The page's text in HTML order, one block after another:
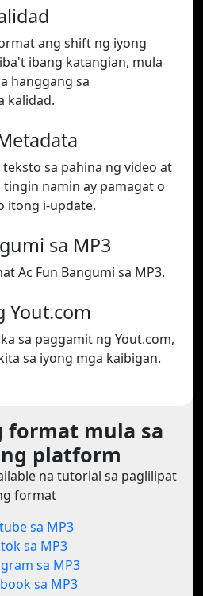
ang shift ng iyong
ibang katangian, mula
hanggang sa
kalidad.
sa pahina ng video at
tingin namin ay pamagat o
itong i-update.
sa MP3
Ac Fun Bangumi sa MP3.
Yout.com
sa paggamit ng Yout.com,
sa iyong mga kaibigan.
format mula sa
platform
na tutorial sa paglilipat
format
sa MP3
sa MP3
sa MP3
sa MP3